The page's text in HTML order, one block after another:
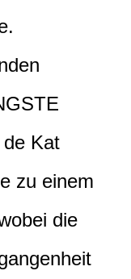
Kat
zu einem
die